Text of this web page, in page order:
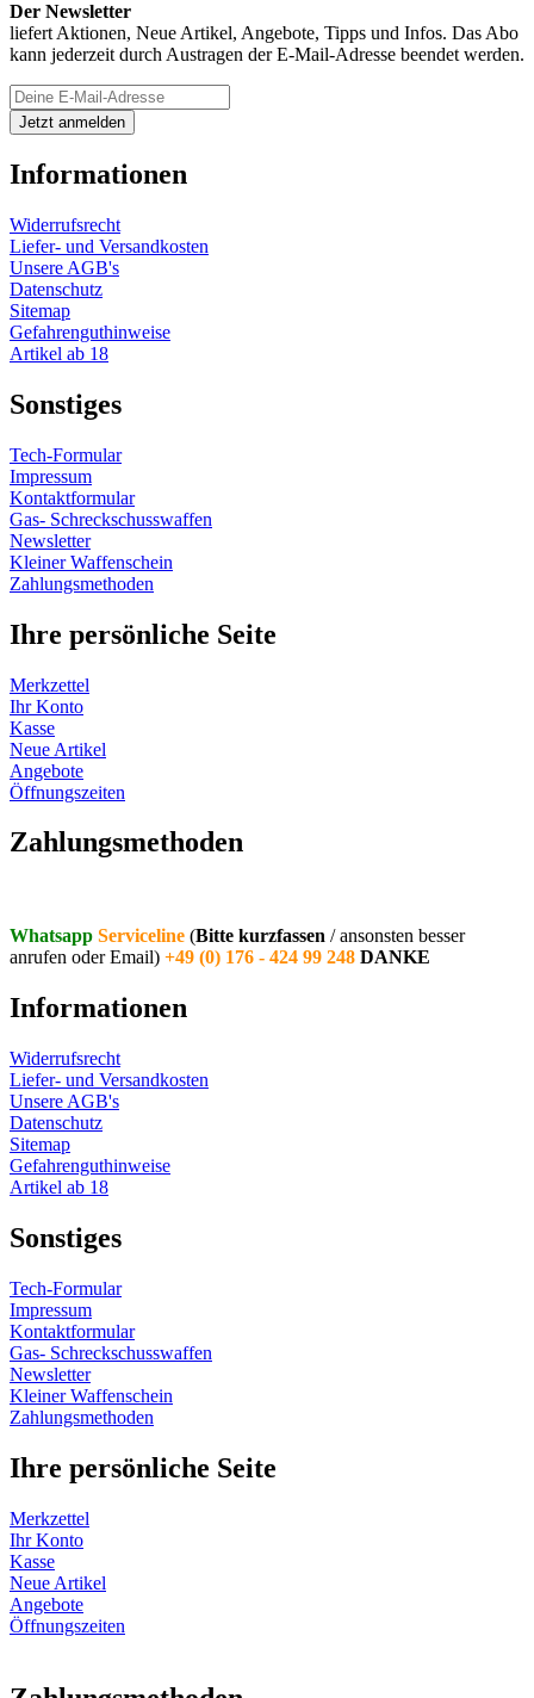
Der Newsletter
liefert Aktionen, Neue Artikel, Angebote, Tipps und Infos. Das Abo
kann jederzeit durch Austragen der E-Mail-Adresse beendet werden.
Informationen
Widerrufsrecht
Liefer- und Versandkosten
Unsere AGB's
Datenschutz
Sitemap
Gefahrenguthinweise
Artikel ab 18
Sonstiges
Tech-Formular
Impressum
Kontaktformular
Gas- Schreckschusswaffen
Newsletter
Kleiner Waffenschein
Zahlungsmethoden
Ihre persönliche Seite
Merkzettel
Ihr Konto
Kasse
Neue Artikel
Angebote
Öffnungszeiten
Zahlungsmethoden
Whatsapp Serviceline (Bitte kurzfassen / ansonsten besser
anrufen oder Email) +49 (0) 176 - 424 99 248 DANKE
Informationen
Widerrufsrecht
Liefer- und Versandkosten
Unsere AGB's
Datenschutz
Sitemap
Gefahrenguthinweise
Artikel ab 18
Sonstiges
Tech-Formular
Impressum
Kontaktformular
Gas- Schreckschusswaffen
Newsletter
Kleiner Waffenschein
Zahlungsmethoden
Ihre persönliche Seite
Merkzettel
Ihr Konto
Kasse
Neue Artikel
Angebote
Öffnungszeiten